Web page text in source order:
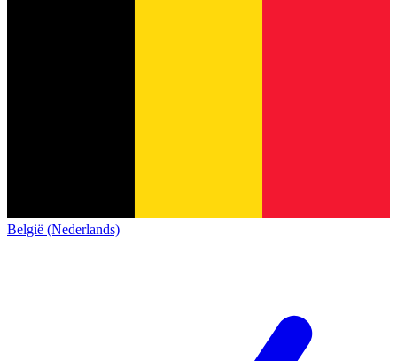
België (Nederlands)